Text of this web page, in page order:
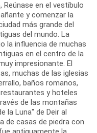
Reúnase en el vestíbulo
y comenzar la
más grande del
del mundo. La
la influencia de muchas
en el centro de la
impresionante. El
muchas de las iglesias
baños romanos,
y hoteles
de las montañas
la Luna" de Deir al
de casas de piedra con